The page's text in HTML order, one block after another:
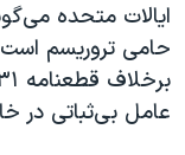
ایالات متحده
حامی تروریسم
عامل بی‌ثباتی در